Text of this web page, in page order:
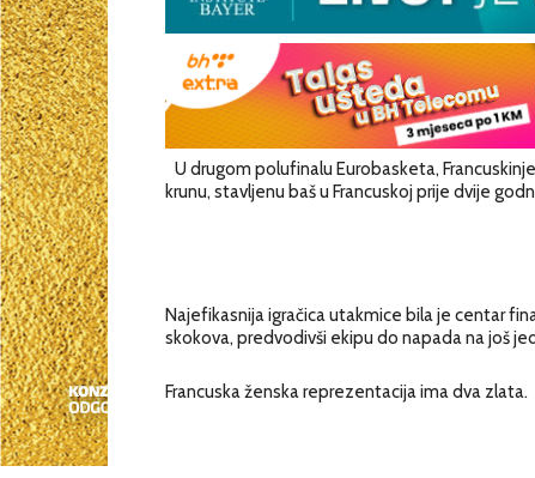
U drugom polufinalu Eurobasketa,
krunu, stavljenu baš u Francuskoj prije dvije
Najefikasnija igračica utakmice bila je centar
skokova, predvodivši ekipu do napada na još
Francuska ženska reprezentacija ima dva zlata.